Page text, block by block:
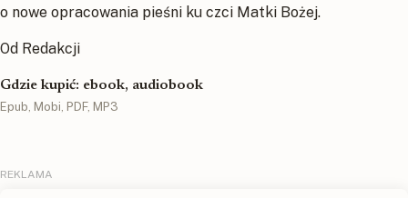
o nowe opracowania pieśni ku czci Matki Bożej.
Od Redakcji
Gdzie kupić: ebook, audiobook
Epub, Mobi, PDF, MP3